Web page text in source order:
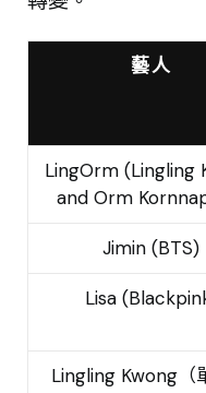
藝人
LingOrm (Lingling
and Orm
Jimin (BTS)
Lisa
Lingling Kwong（